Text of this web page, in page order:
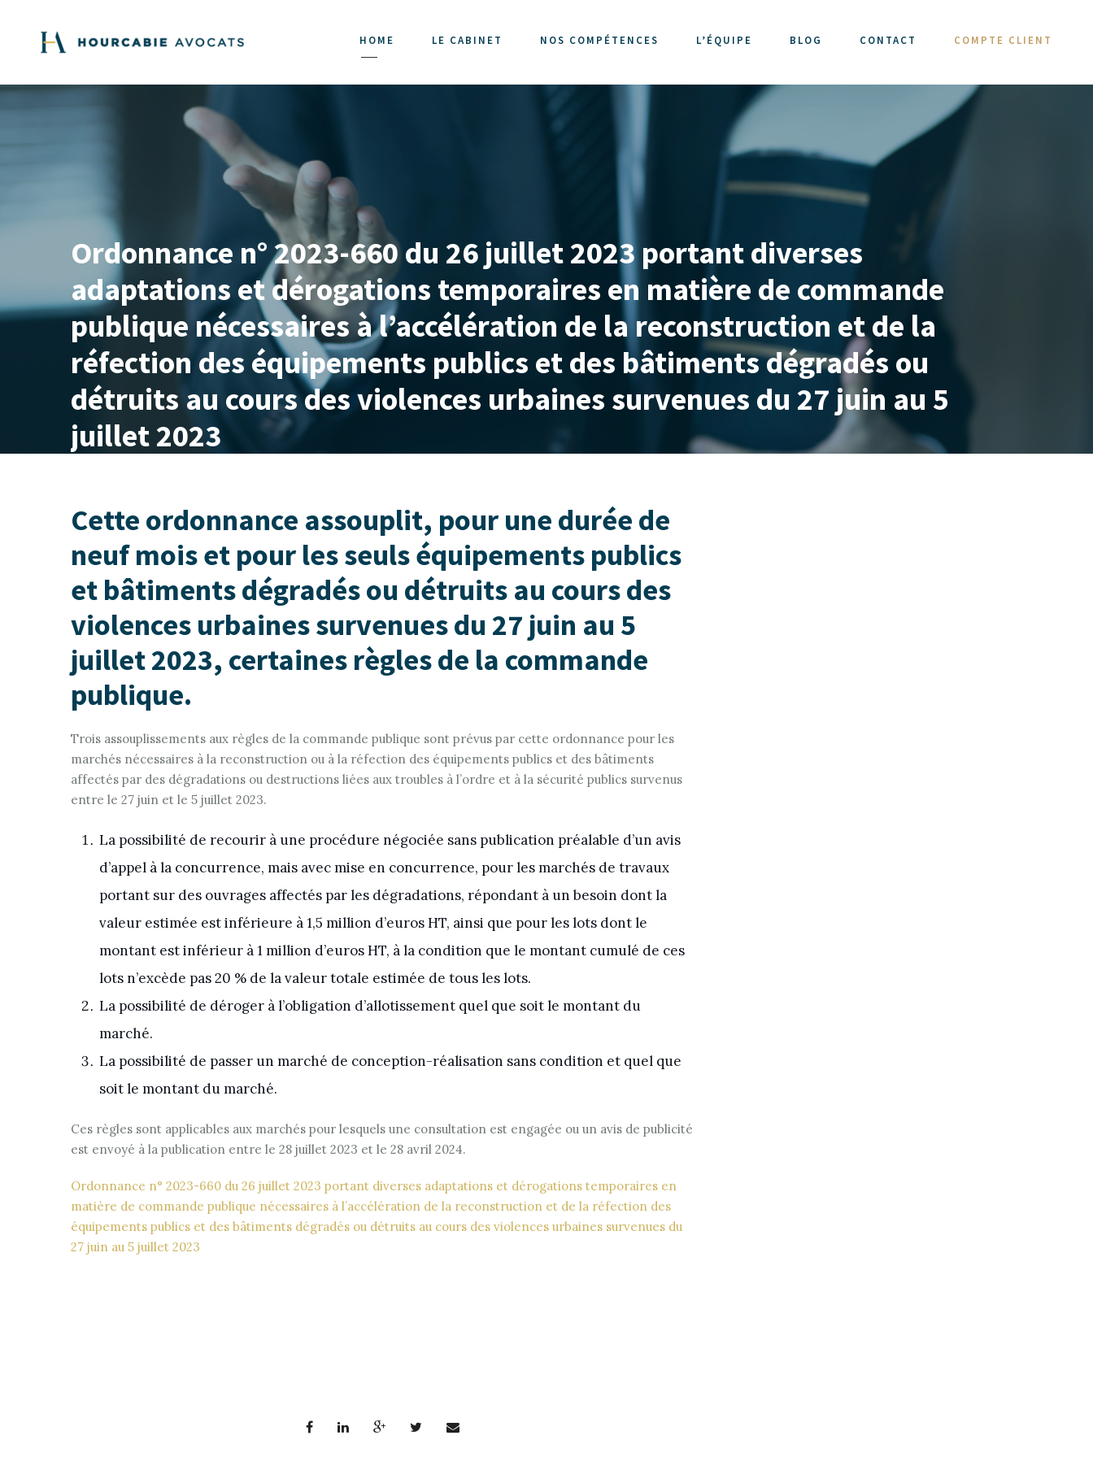
HOME LE CABINET NOS COMPÉTENCES L’ÉQUIPE BLOG CONTACT COMPTE CLIENT
Ordonnance n° 2023-660 du 26 juillet 2023 portant diverses
adaptations et dérogations temporaires en matière de commande
publique nécessaires à l’accélération de la reconstruction et de la
réfection des équipements publics et des bâtiments dégradés ou
détruits au cours des violences urbaines survenues du 27 juin au 5
juillet 2023
Cette ordonnance assouplit, pour une durée de
neuf mois et pour les seuls équipements publics
et bâtiments dégradés ou détruits au cours des
violences urbaines survenues du 27 juin au 5
juillet 2023, certaines règles de la commande
publique.
Trois assouplissements aux règles de la commande publique sont prévus par cette ordonnance pour les
marchés nécessaires à la reconstruction ou à la réfection des équipements publics et des bâtiments
affectés par des dégradations ou destructions liées aux troubles à l’ordre et à la sécurité publics survenus
entre le 27 juin et le 5 juillet 2023.
La possibilité de recourir à une procédure négociée sans publication préalable d’un avis
d’appel à la concurrence, mais avec mise en concurrence, pour les marchés de travaux
portant sur des ouvrages affectés par les dégradations, répondant à un besoin dont la
valeur estimée est inférieure à 1,5 million d’euros HT, ainsi que pour les lots dont le
montant est inférieur à 1 million d’euros HT, à la condition que le montant cumulé de ces
lots n’excède pas 20 % de la valeur totale estimée de tous les lots.
La possibilité de déroger à l’obligation d’allotissement quel que soit le montant du
marché.
La possibilité de passer un marché de conception-réalisation sans condition et quel que
soit le montant du marché.
Ces règles sont applicables aux marchés pour lesquels une consultation est engagée ou un avis de publicité
est envoyé à la publication entre le 28 juillet 2023 et le 28 avril 2024.
Ordonnance n° 2023-660 du 26 juillet 2023 portant diverses adaptations et dérogations temporaires en
matière de commande publique nécessaires à l’accélération de la reconstruction et de la réfection des
équipements publics et des bâtiments dégradés ou détruits au cours des violences urbaines survenues du
27 juin au 5 juillet 2023